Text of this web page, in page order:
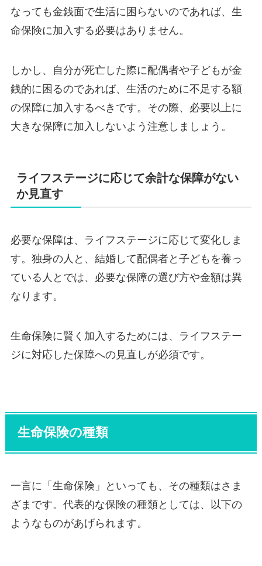
なっても金銭面で生活に困らないのであれば、生
命保険に加入する必要はありません。
しかし、自分が死亡した際に配偶者や子どもが金
銭的に困るのであれば、生活のために不足する額
の保障に加入するべきです。その際、必要以上に
大きな保障に加入しないよう注意しましょう。
ライフステージに応じて余計な保障がない
か見直す
必要な保障は、ライフステージに応じて変化しま
す。独身の人と、結婚して配偶者と子どもを養っ
ている人とでは、必要な保障の選び方や金額は異
なります。
生命保険に賢く加入するためには、ライフステー
ジに対応した保障への見直しが必須です。
生命保険の種類
一言に「生命保険」といっても、その種類はさま
ざまです。代表的な保険の種類としては、以下の
ようなものがあげられます。